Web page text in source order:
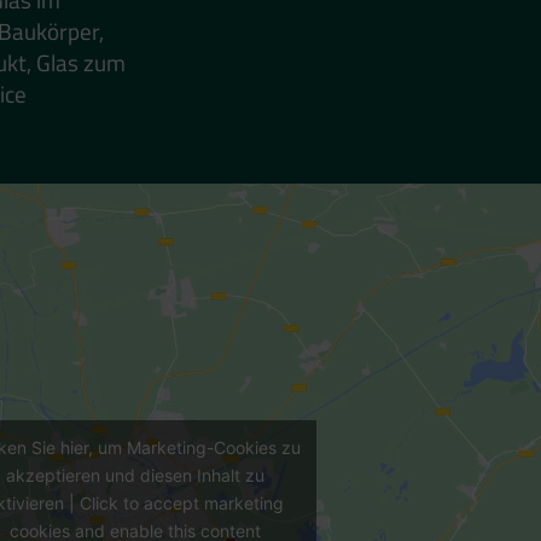
Glas zum
Sie hier, um Marketing-Cookies zu
akzeptieren und diesen Inhalt zu
| Click to accept marketing
cookies and enable this content